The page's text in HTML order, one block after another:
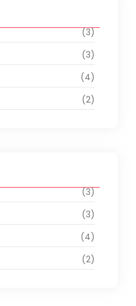
(3)
(3)
(4)
(2)
(3)
(3)
(4)
(2)